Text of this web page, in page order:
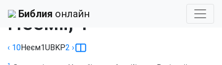
Библия онлайн
Неемії, 1
‹ 10Неєм1UBKP2 ›